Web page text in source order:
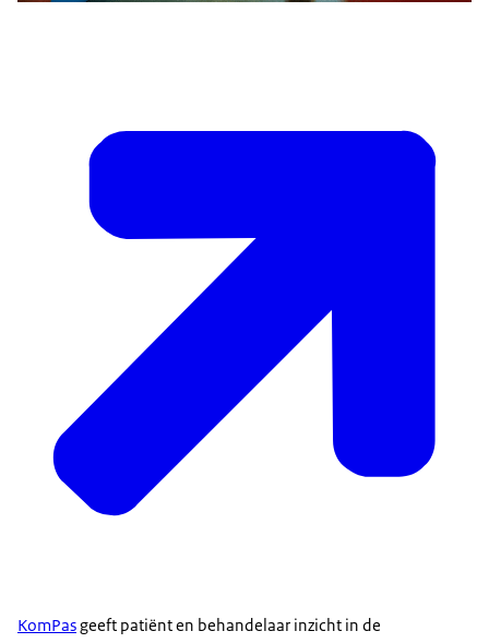
KomPasgeeft patiënt en behandelaar inzicht in de